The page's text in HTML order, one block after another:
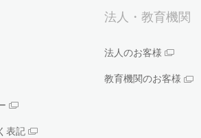
表記
法人・教育機関
法人のお客様
教育機関のお客様